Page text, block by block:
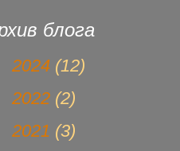
блога
2024 (12)
2022 (2)
2021 (3)